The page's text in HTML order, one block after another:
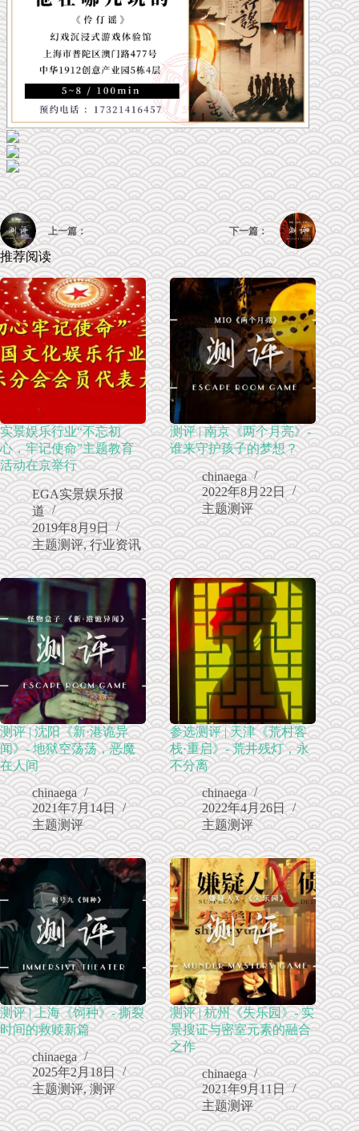
上一篇： 下一篇：
推荐阅读
实景娱乐行业“不忘初
心，牢记使命”主题教育
活动在京举行
EGA实景娱乐报
道
2019年8月9日
主题测评,行业资讯
测评 | 南京《两个月亮》-
谁来守护孩子的梦想？
chinaega
2022年8月22日
主题测评
测评 | 沈阳《新·港诡异
闻》- 地狱空荡荡，恶魔
在人间
chinaega
2021年7月14日
主题测评
参选测评 | 天津《荒村客
栈·重启》- 荒井残灯，永
不分离
chinaega
2022年4月26日
主题测评
测评 | 上海《饲种》- 撕裂
时间的救赎新篇
chinaega
2025年2月18日
主题测评,测评
测评 | 杭州《失乐园》- 实
景搜证与密室元素的融合
之作
chinaega
2021年9月11日
主题测评